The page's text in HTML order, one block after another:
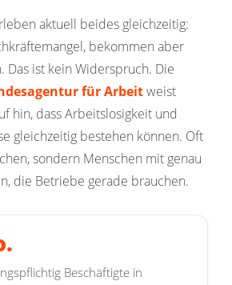
aktuell beides gleichzeitig:
bekommen aber
Das ist kein Widerspruch. Die
für Arbeitweist
hin, dass Arbeitslosigkeit und
gleichzeitig bestehen können. Oft
sondern Menschen mit genau
die Betriebe gerade brauchen.
Beschäftigte in